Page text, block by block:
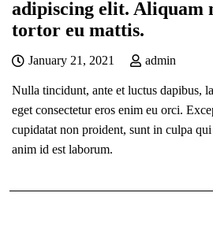
adipiscing elit. Aliquam
tortor eu mattis.
January 21, 2021 admin
Nulla tincidunt, ante et luctus dapibus,
eget consectetur eros enim eu orci.
cupidatat non proident, sunt in culpa
anim id est laborum.